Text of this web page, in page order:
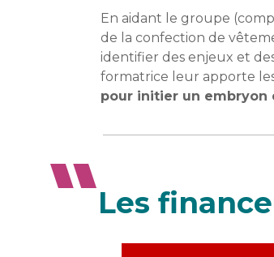
En aidant le groupe
de la confection de
identifier des enjeux et
formatrice leur apporte
pour initier un embryon
Les